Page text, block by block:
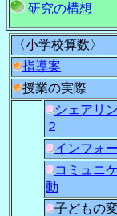
研究の構想
〈小学校算数〉
指導案
授業の実際
シェアリ
２
インフォ
コミュニ
動
子どもの